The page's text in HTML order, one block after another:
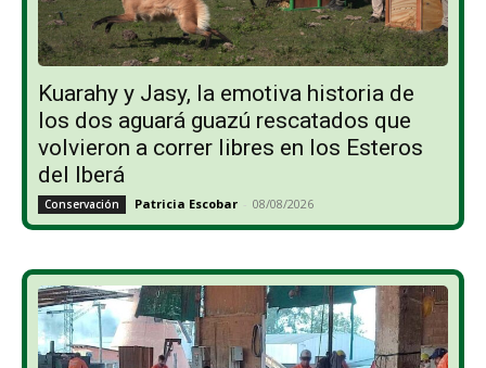
Kuarahy y Jasy, la emotiva historia de
los dos aguará guazú rescatados que
volvieron a correr libres en los Esteros
del Iberá
Conservación Patricia Escobar - 08/08/2026